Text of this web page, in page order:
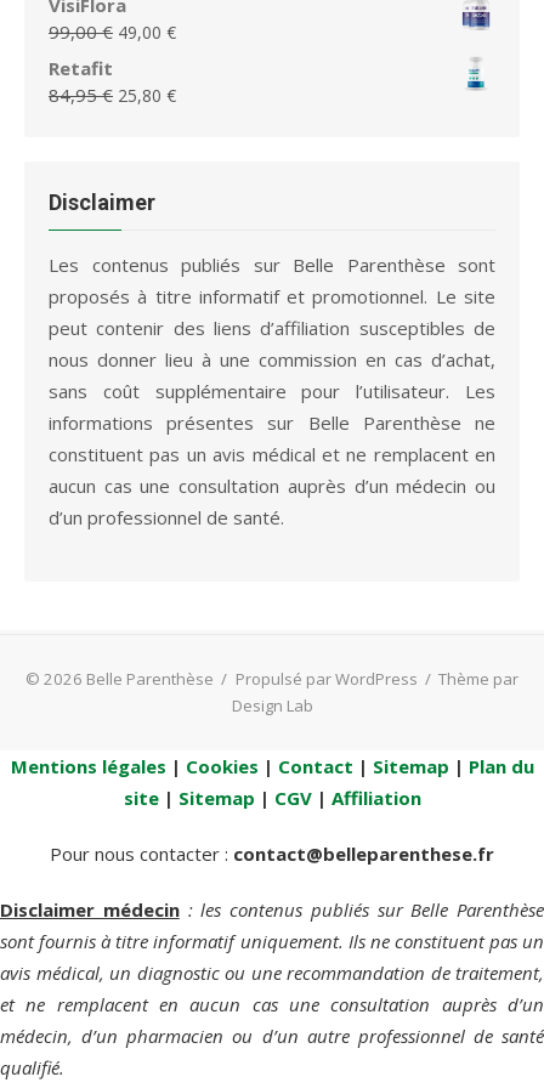
75,95 €.
initial
était :
est :
99,00€ Le
était :
49,00 €Le
est :
Retafit
84,95€ Le
84,95 €.
25,80 €Le
Disclaimer
Les contenus publiés sur Belle Parenthèse sont
proposés à titre informatif et promotionnel. Le site
peut contenir des liens d’affiliation susceptibles de
nous donner lieu à une commission en cas d’achat,
sans coût supplémentaire pour l’utilisateur. Les
informations présentes sur Belle Parenthèse ne
constituent pas un avis médical et ne remplacent en
aucun cas une consultation auprès d’un médecin ou
d’un professionnel de santé.
© 2026 Belle Parenthèse / Propulsé par WordPress / Thème par
Design Lab
Mentions légales | Cookies | Contact | Sitemap | Plan du
site| Sitemap | CGV| Affiliation
Pour nous contacter : contact@belleparenthese.fr
Disclaimer médecin: les contenus publiés sur Belle Parenthèse
sont fournis à titre informatif uniquement. Ils ne constituent pas un
avis médical, un diagnostic ou une recommandation de traitement,
et ne remplacent en aucun cas une consultation auprès d’un
médecin, d’un pharmacien ou d’un autre professionnel de santé
qualifié.